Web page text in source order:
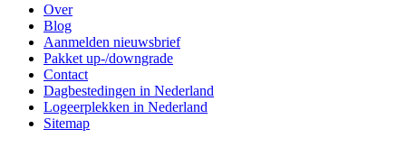
Over
Blog
Aanmelden nieuwsbrief
Pakket up-/downgrade
Contact
Dagbestedingen in Nederland
Logeerplekken in Nederland
Sitemap